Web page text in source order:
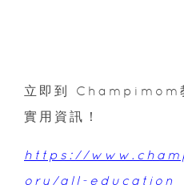
立即到 Champimom
實用資訊！
https://
ory/all-education